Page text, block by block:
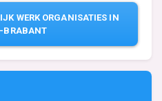
WERK ORGANISATIES IN
BRABANT